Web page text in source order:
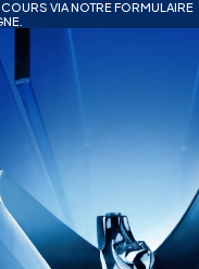
VIA NOTRE FORMULAIRE
VOUS AU CONCOURS